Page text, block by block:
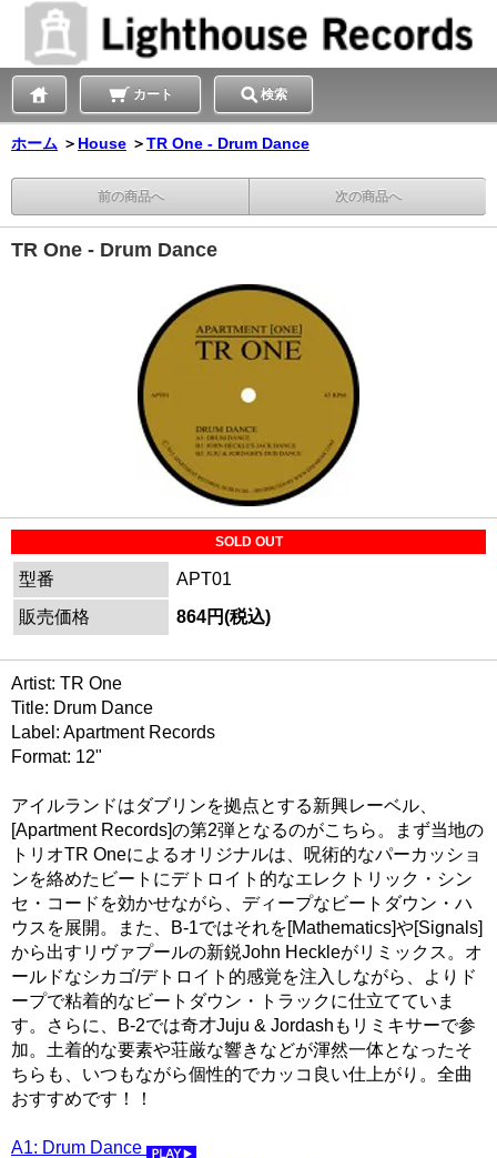
カート 検索
ホーム ＞ House ＞TR One - Drum Dance
前の商品へ 次の商品へ
TR One - Drum Dance
SOLD OUT
型番
APT01
販売価格
864円(税込)
Artist: TR One
Title: Drum Dance
Label: Apartment Records
Format: 12"
アイルランドはダブリンを拠点とする新興レーベル、
[Apartment Records]の第2弾となるのがこちら。まず当地の
トリオTR Oneによるオリジナルは、呪術的なパーカッショ
ンを絡めたビートにデトロイト的なエレクトリック・シン
セ・コードを効かせながら、ディープなビートダウン・ハ
ウスを展開。また、B-1ではそれを[Mathematics]や[Signals]
から出すリヴァプールの新鋭John Heckleがリミックス。オ
ールドなシカゴ/デトロイト的感覚を注入しながら、よりド
ープで粘着的なビートダウン・トラックに仕立てていま
す。さらに、B-2では奇才Juju & Jordashもリミキサーで参
加。土着的な要素や荘厳な響きなどが渾然一体となったそ
ちらも、いつもながら個性的でカッコ良い仕上がり。全曲
おすすめです！！
A1: Drum Dance